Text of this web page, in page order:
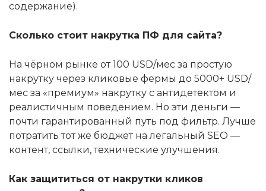
содержание).
Сколько стоит накрутка ПФ для сайта?
На чёрном рынке от 100 USD/мес за простую
накрутку через кликовые фермы до 5000+ USD/
мес за «премиум» накрутку с антидетектом и
реалистичным поведением. Но эти деньги —
почти гарантированный путь под фильтр. Лучше
потратить тот же бюджет на легальный SEO —
контент, ссылки, технические улучшения.
Как защититься от накрутки кликов